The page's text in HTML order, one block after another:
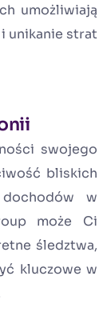
umożliwiają
unikanie strat
swojego
bliskich
w
może Ci
śledztwa,
kluczowe w